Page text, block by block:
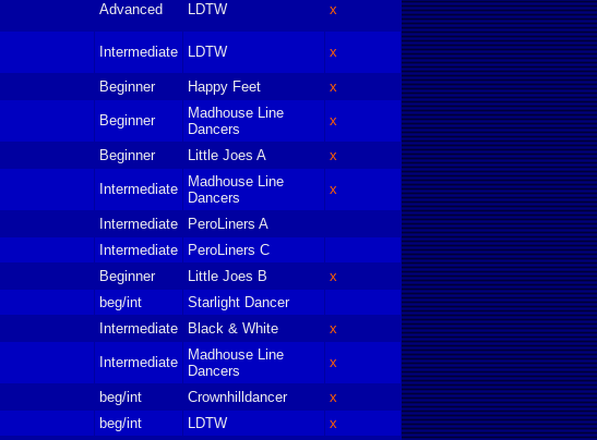
Advanced LDTW x
Intermediate LDTW x
Beginner Happy Feet x
Beginner
Madhouse Line
Dancers
x
Beginner Little Joes A x
Intermediate
Madhouse Line
Dancers
x
Intermediate
PeroLiners A
Intermediate
PeroLiners C
Beginner Little Joes B
x
beg/int
Starlight Dancer
Intermediate Black & White x
Intermediate
Madhouse Line
Dancers
x
beg/int Crownhilldancer
x
beg/int LDTW x